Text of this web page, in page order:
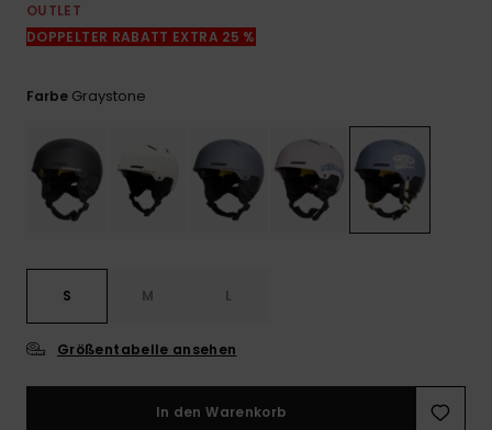
OUTLET
DOPPELTER RABATT EXTRA 25 %
Farbe Graystone
S M L
Größentabelle ansehen
In den Warenkorb